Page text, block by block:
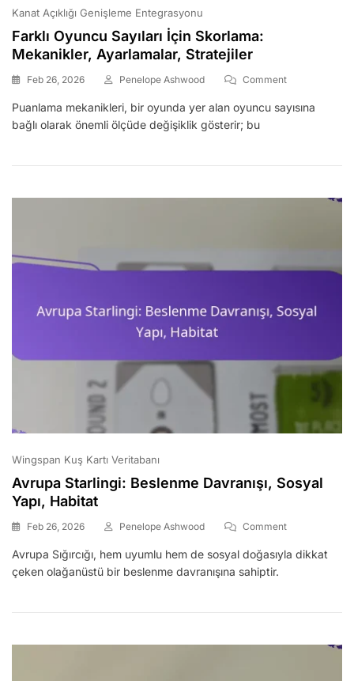
Kanat Açıklığı Genişleme Entegrasyonu
Farklı Oyuncu Sayıları İçin Skorlama:
Mekanikler, Ayarlamalar, Stratejiler
Feb 26, 2026 Penelope Ashwood CommentOn
Oyuncu
Mekanikler,
Stratejiler
Puanlama mekanikleri, bir oyunda yer alan oyuncu sayısına
bağlı olarak önemli ölçüde değişiklik gösterir; bu
Wingspan Kuş Kartı Veritabanı
Avrupa Starlingi: Beslenme Davranışı, Sosyal
Yapı, Habitat
Feb 26, 2026 Penelope Ashwood CommentOn
Starlingi:
Yapı,
Avrupa Sığırcığı, hem uyumlu hem de sosyal doğasıyla dikkat
çeken olağanüstü bir beslenme davranışına sahiptir.